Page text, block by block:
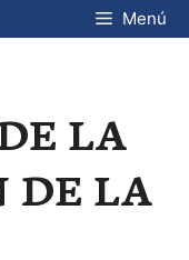
Menú
LA
DE LA